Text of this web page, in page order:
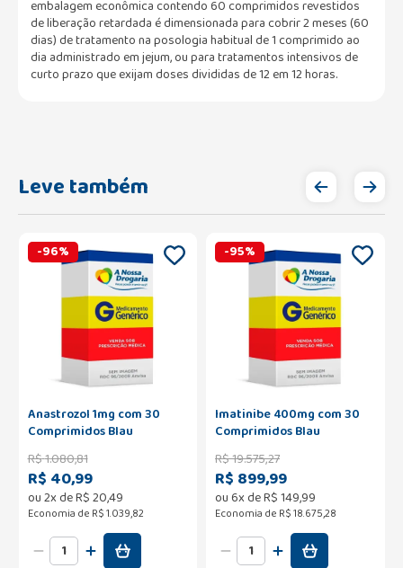
embalagem econômica contendo 60 comprimidos revestidos
de liberação retardada é dimensionada para cobrir 2 meses (60
dias) de tratamento na posologia habitual de 1 comprimido ao
dia administrado em jejum, ou para tratamentos intensivos de
curto prazo que exijam doses divididas de 12 em 12 horas.
Leve também
-96%
Anastrozol 1mg com 30
Comprimidos Blau
R$1.080,81
R$ 40,99
ou2x deR$20,49
Economia de R$ 1.039,82
-95%
Imatinibe 400mg com 30
Comprimidos Blau
R$19.575,27
R$ 899,99
ou6x deR$149,99
Economia de R$ 18.675,28